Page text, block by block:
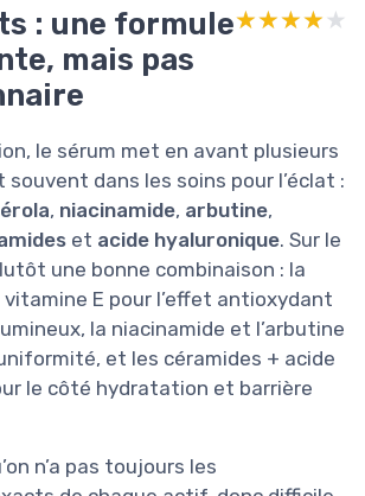
: une formule
mais pas
★★★★★
★★★★★
le sérum met en avant plusieurs
souvent dans les soins pour l’éclat :
, niacinamide, arbutine,
et acide hyaluronique. Sur le
une bonne combinaison : la
E pour l’effet antioxydant
la niacinamide et l’arbutine
et les céramides + acide
le côté hydratation et barrière
n’a pas toujours les